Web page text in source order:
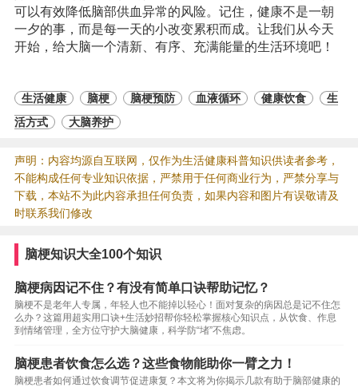
可以有效降低脑部供血异常的风险。记住，健康不是一朝
一夕的事，而是每一天的小改变累积而成。让我们从今天
开始，给大脑一个清新、有序、充满能量的生活环境吧！
生活健康 脑梗 脑梗预防 血液循环 健康饮食
生
活方式
大脑养护
声明：内容均源自互联网，仅作为生活健康科普知识供读者参考，
不能构成任何专业知识依据，严禁用于任何商业行为，严禁分享与
下载，本站不为此内容承担任何负责，如果内容和图片有误敬请及
时联系我们修改
脑梗知识大全100个知识
脑梗病因记不住？有没有简单口诀帮助记忆？
脑梗不是老年人专属，年轻人也不能掉以轻心！面对复杂的病因总是记不住怎
么办？这篇用超实用口诀+生活妙招帮你轻松掌握核心知识点，从饮食、作息
到情绪管理，全方位守护大脑健康，科学防“堵”不焦虑。
脑梗患者饮食怎么选？这些食物能助你一臂之力！
脑梗患者如何通过饮食调节促进康复？本文将为你揭示几款有助于脑部健康的